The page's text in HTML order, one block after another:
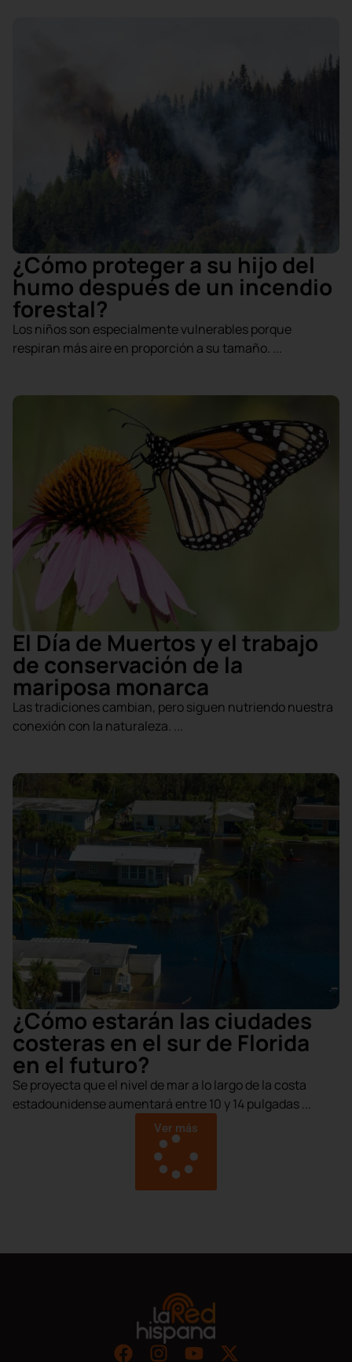
¿Cómo proteger a su hijo del
humo después de un incendio
forestal?
Los niños son especialmente vulnerables porque
respiran más aire en proporción a su tamaño. ...
El Día de Muertos y el trabajo
de conservación de la
mariposa monarca
Las tradiciones cambian, pero siguen nutriendo nuestra
conexión con la naturaleza. ...
¿Cómo estarán las ciudades
costeras en el sur de Florida
en el futuro?
Se proyecta que el nivel de mar a lo largo de la costa
estadounidense aumentará entre 10 y 14 pulgadas ...
Ver más